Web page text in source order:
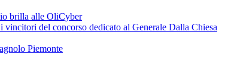
brilla alle OliCyber
del concorso dedicato al Generale Dalla Chiesa
Piemonte